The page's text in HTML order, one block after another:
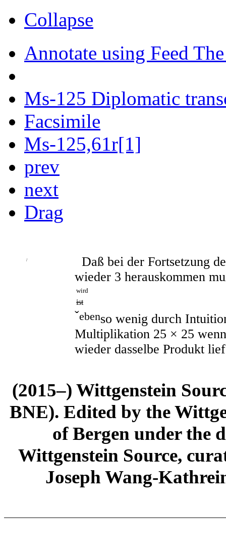
Collapse
Annotate using Feed
Ms-125 Diplomatic
Facsimile
Ms-125,61r[1]
prev
next
Drag
/
Daß bei der Fortsetzung
wieder 3 herauskommen
wird
ist
ˇebenso wenig durch
Multiplikation 25 × 25
wieder dasselbe Produkt
(2015–) Wittgenstein
BNE). Edited by the
of Bergen under the
Wittgenstein Source,
Joseph Wang-